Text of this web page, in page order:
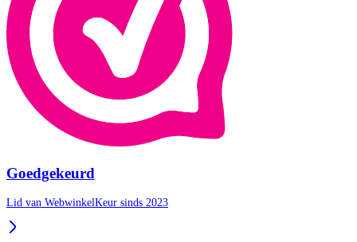
Goedgekeurd
Lid van WebwinkelKeur sinds 2023